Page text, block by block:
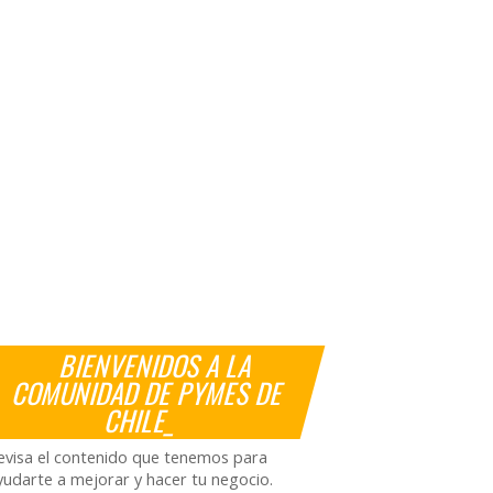
BIENVENIDOS A LA
COMUNIDAD DE PYMES DE
CHILE_
el contenido que tenemos para
a mejorar y hacer tu negocio.